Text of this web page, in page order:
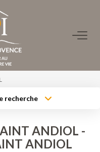
recherche
min
ANDIOL -
ANDIOL